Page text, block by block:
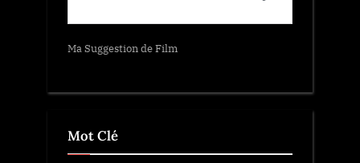
Ma Suggestion de Film
Mot Clé